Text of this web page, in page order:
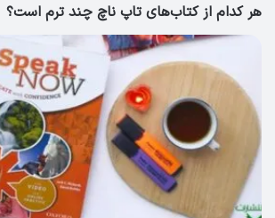
هر کدام از کتاب‌های تاپ ناچ چند ترم است؟